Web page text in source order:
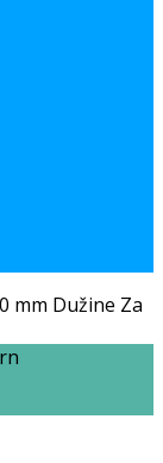
mm Dužine Za